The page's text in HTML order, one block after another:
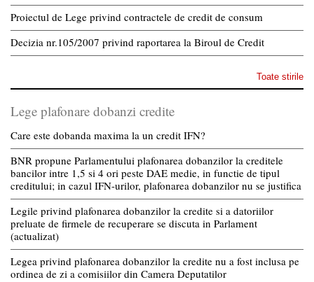
Proiectul de Lege privind contractele de credit de consum
Decizia nr.105/2007 privind raportarea la Biroul de Credit
Toate stirile
Lege plafonare dobanzi credite
Care este dobanda maxima la un credit IFN?
BNR propune Parlamentului plafonarea dobanzilor la creditele
bancilor intre 1,5 si 4 ori peste DAE medie, in functie de tipul
creditului; in cazul IFN-urilor, plafonarea dobanzilor nu se justifica
Legile privind plafonarea dobanzilor la credite si a datoriilor
preluate de firmele de recuperare se discuta in Parlament
(actualizat)
Legea privind plafonarea dobanzilor la credite nu a fost inclusa pe
ordinea de zi a comisiilor din Camera Deputatilor